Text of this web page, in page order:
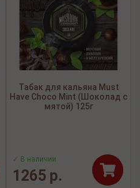
Табак для кальяна Must
Have Choco Mint (Шоколад с
мятой) 125г
✓ В наличии
1265 р.